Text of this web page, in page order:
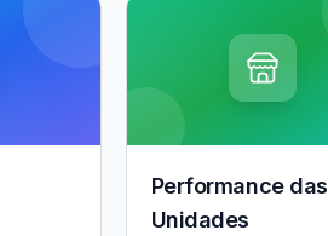
Performance das
Unidades